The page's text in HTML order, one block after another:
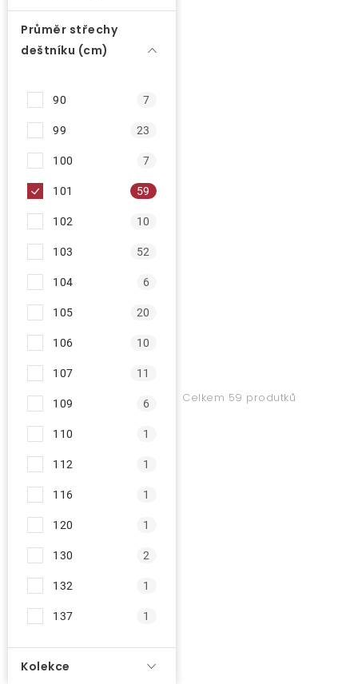
Průměr střechy
deštníku (cm)
90 7
99 23
100 7
101 59
102 10
103 52
104 6
105 20
106 10
107 11
109 6
110 1
112 1
116 1
120 1
130 2
132 1
137 1
Kolekce
Celkem 59 produtků